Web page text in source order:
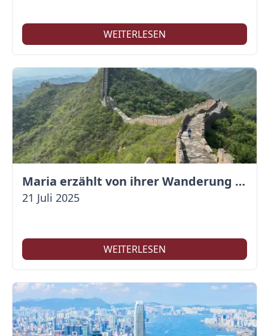
WEITERLESEN
Maria erzählt von ihrer Wanderung auf der Großen Mauer
21 Juli 2025
WEITERLESEN